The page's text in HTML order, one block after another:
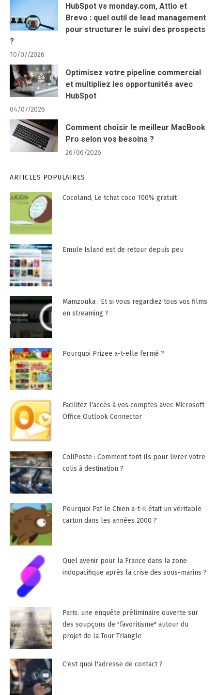
HubSpot vs monday.com, Attio et
Brevo : quel outil de lead management
pour structurer le suivi des prospects
?
10/07/2026
Optimisez votre pipeline commercial
et multipliez les opportunités avec
HubSpot
04/07/2026
Comment choisir le meilleur MacBook
Pro selon vos besoins ?
26/06/2026
ARTICLES POPULAIRES
Cocoland, Le tchat coco 100% gratuit
Emule Island est de retour depuis peu
Mamzouka : Et si vous regardiez tous vos films
en streaming ?
Pourquoi Prizee a-t-elle fermé ?
Facilitez l'accès à vos comptes avec Microsoft
Office Outlook Connector
ColiPoste : Comment font-ils pour livrer votre
colis à destination ?
Pourquoi Paf le Chien a-t-il était un véritable
carton dans les années 2000 ?
Quel avenir pour la France dans la zone
indopacifique après la crise des sous-marins ?
Paris: une enquête préliminaire ouverte sur
des soupçons de "favoritisme" autour du
projet de la Tour Triangle
C'est quoi l'adresse de contact ?